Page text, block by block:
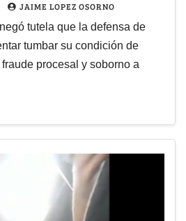
JAIME LOPEZ OSORNO
tutela que la defensa de
tumbar su condición de
procesal y soborno a